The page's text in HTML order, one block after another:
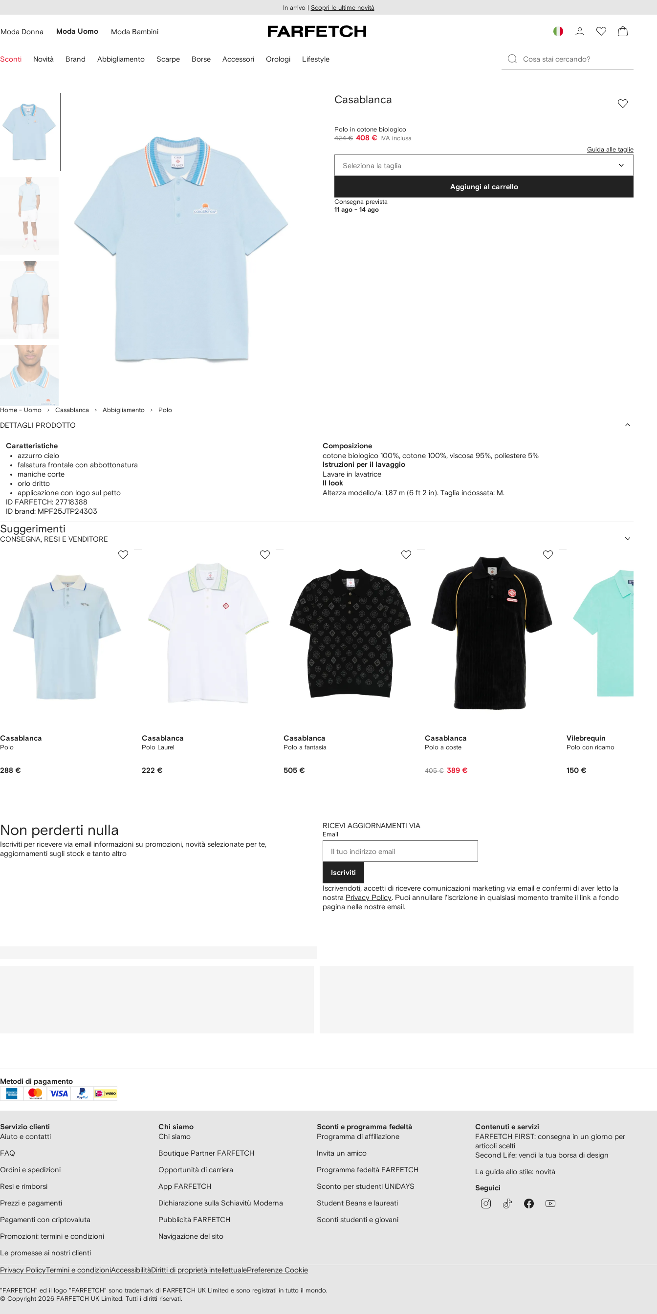
In arrivo | Scopri le ultime novità
Moda Donna Moda Uomo Moda Bambini
Sconti Novità Brand Abbigliamento Scarpe Borse Accessori Orologi Lifestyle
4
Home - Uomo Casablanca Abbigliamento Polo
Casablanca
Polo in cotone biologico
424 € 408 €
IVA inclusa
Guida alle taglie
taglia
Seleziona la taglia
Aggiungi al carrello
Consegna prevista
11 ago - 14 ago
DETTAGLI PRODOTTO
Caratteristiche
azzurro cielo
falsatura frontale con abbottonatura
maniche corte
orlo dritto
applicazione con logo sul petto
ID FARFETCH: 27718388
ID brand: MPF25JTP24303
Composizione
cotone biologico 100%, cotone 100%, viscosa 95%, poliestere 5%
Istruzioni per il lavaggio
Lavare in lavatrice
Il look
Altezza modello/a: 1,87 m (6 ft 2 in). Taglia indossata: M.
CONSEGNA, RESI E VENDITORE
Suggerimenti
Casablanca
Polo
288 €
2
Casablanca
Polo Laurel
222 €
3
Casablanca
Polo a fantasia
505 €
4
Casablanca
Polo a coste
405 € 389 €
5
Vilebrequin
Polo con ricamo
150 €
Non perderti nulla
Iscriviti per ricevere via email informazioni su promozioni, novità selezionate per te,
aggiornamenti sugli stock e tanto altro
RICEVI AGGIORNAMENTI VIA
Email
Iscriviti
Iscrivendoti, accetti di ricevere comunicazioni marketing via email e confermi di aver letto la
nostra Privacy Policy. Puoi annullare l'iscrizione in qualsiasi momento tramite il link a fondo
pagina nelle nostre email.
Metodi di pagamento
Servizio clienti
Aiuto e contatti
FAQ
Ordini e spedizioni
Resi e rimborsi
Prezzi e pagamenti
Pagamenti con criptovaluta
Promozioni: termini e condizioni
Le promesse ai nostri clienti
Chi siamo
Chi siamo
Boutique Partner FARFETCH
Opportunità di carriera
App FARFETCH
Dichiarazione sulla Schiavitù Moderna
Pubblicità FARFETCH
Navigazione del sito
Sconti e programma fedeltà
Programma di affiliazione
Invita un amico
Programma fedeltà FARFETCH
Sconto per studenti UNiDAYS
Student Beans e laureati
Sconti studenti e giovani
Contenuti e servizi
FARFETCH FIRST: consegna in un giorno per
articoli scelti
Second Life: vendi la tua borsa di design
La guida allo stile: novità
Seguici
Privacy PolicyTermini e condizioniAccessibilitàDiritti di proprietà intellettualePreferenze Cookie
"FARFETCH" ed il logo "FARFETCH" sono trademark di FARFETCH UK Limited e sono registrati in tutto il mondo.
© Copyright 2026 FARFETCH UK Limited. Tutti i diritti riservati.